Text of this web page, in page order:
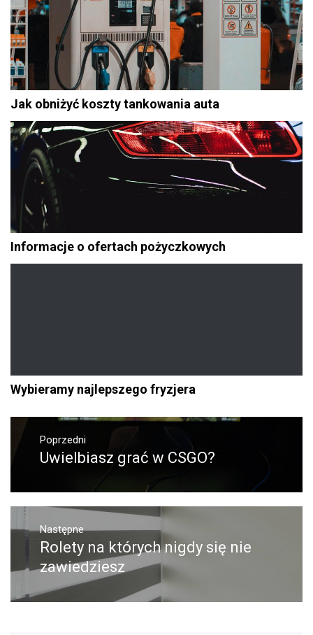
Jak obniżyć koszty tankowania auta
Informacje o ofertach pożyczkowych
Wybieramy najlepszego fryzjera
Nawigacja
wpisu
Poprzedni
Poprzedni
Uwielbiasz grać w CSGO?
Następne
Następny
post:
Rolety na których nigdy się nie
zawiedziesz